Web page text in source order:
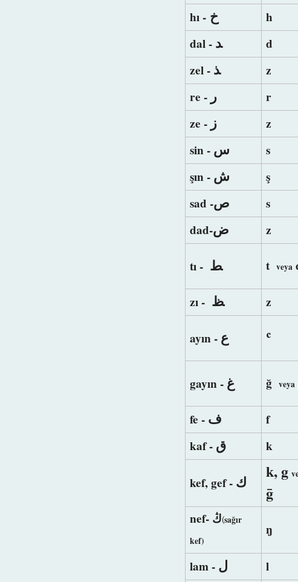
hı - ﺥ h
dal - ﺪ d
zel - ﺬ z
re - ﺭ r
ze - ﺯ z
sin - ﺱ s
şın - ﺵ ş
sad -ﺹ s
dad-ﺽ z
tı - ﻂ tveya
zı - ﻆ z
ayın - ﻉ ʿ
gayın - ﻍ ğveya
fe - ﻑ f
kaf - ﻕ k
kef, gef - ﻙ
k, g
ḡ
nef- ﯓ(sağır
kef)
ŋ
lam - ﻝ l